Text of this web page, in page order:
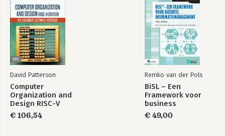
David Patterson
Computer
Organization and
Design RISC-V
Edition
€ 106,54
Remko van der Pols
BiSL – Een
Framework voor
business
€ 49,00